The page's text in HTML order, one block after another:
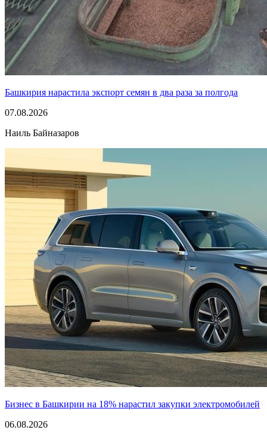
Башкирия нарастила экспорт семян в два раза за полгода
07.08.2026
Наиль Байназаров
Бизнес в Башкирии на 18% нарастил закупки электромобилей
06.08.2026